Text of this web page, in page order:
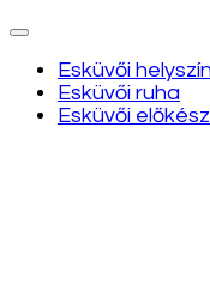
Esküvői
Esküvői ruha
Esküvői